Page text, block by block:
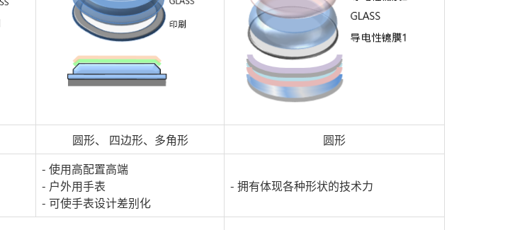
圆形、 四边形、多角形 圆形
- 使用高配置高端
- 户外用手表
- 可使手表设计差别化
- 拥有体现各种形状的技术力